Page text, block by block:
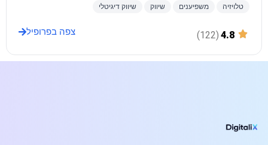
טלויזיה משפיענים שיווק שיווק דיגיטלי
4.8
(122) צפה בפרופיל